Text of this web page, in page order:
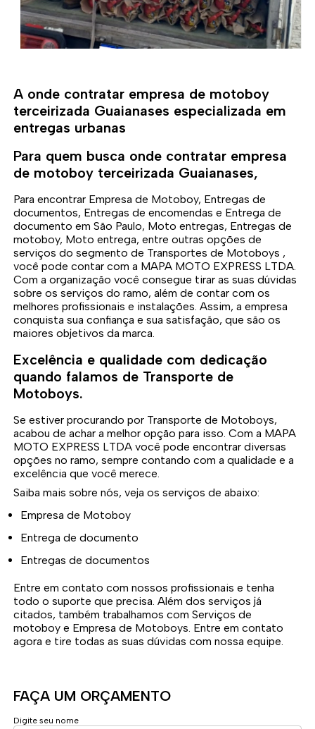
A onde contratar empresa de motoboy
terceirizada Guaianases especializada em
entregas urbanas
Para quem busca onde contratar empresa
de motoboy terceirizada Guaianases,
Para encontrar Empresa de Motoboy, Entregas de
documentos, Entregas de encomendas e Entrega de
documento em São Paulo, Moto entregas, Entregas de
motoboy, Moto entrega, entre outras opções de
serviços do segmento de Transportes de Motoboys ,
você pode contar com a MAPA MOTO EXPRESS LTDA.
Com a organização você consegue tirar as suas dúvidas
sobre os serviços do ramo, além de contar com os
melhores profissionais e instalações. Assim, a empresa
conquista sua confiança e sua satisfação, que são os
maiores objetivos da marca.
Excelência e qualidade com dedicação
quando falamos de Transporte de
Motoboys.
Se estiver procurando por Transporte de Motoboys,
acabou de achar a melhor opção para isso. Com a MAPA
MOTO EXPRESS LTDA você pode encontrar diversas
opções no ramo, sempre contando com a qualidade e a
excelência que você merece.
Saiba mais sobre nós, veja os serviços de abaixo:
Empresa de Motoboy
Entrega de documento
Entregas de documentos
Entre em contato com nossos profissionais e tenha
todo o suporte que precisa. Além dos serviços já
citados, também trabalhamos com Serviços de
motoboy e Empresa de Motoboys. Entre em contato
agora e tire todas as suas dúvidas com nossa equipe.
FAÇA UM ORÇAMENTO
Digite seu nome